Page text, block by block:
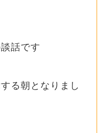
話です
る朝となりまし